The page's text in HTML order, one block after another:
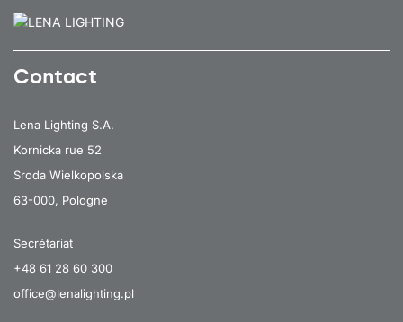
Contact
Lena Lighting S.A.
Kornicka rue 52
Sroda Wielkopolska
63-000, Pologne
Secrétariat
+48 61 28 60 300
office@lenalighting.pl